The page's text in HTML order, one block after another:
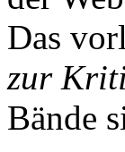
Das
zur
Bände